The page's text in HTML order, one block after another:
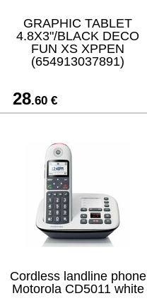
GRAPHIC TABLET
4.8X3"/BLACK DECO
FUN XS XPPEN
(654913037891)
28.60 €
Cordless landline phone
Motorola CD5011 white